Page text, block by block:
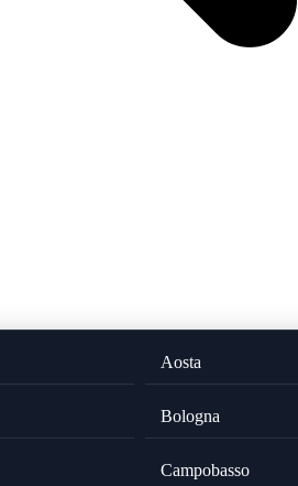
Aosta
Bologna
Campobasso